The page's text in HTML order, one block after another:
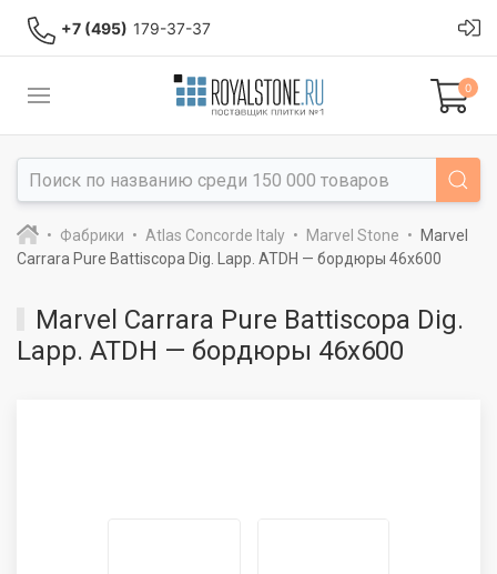
+7 (495) 179-37-37
0
Фабрики Atlas Concorde Italy Marvel Stone
Marvel
Carrara Pure Battiscopa Dig. Lapp. ATDH — бордюры 46x600
Marvel Carrara Pure Battiscopa Dig.
Lapp. ATDH — бордюры 46x600